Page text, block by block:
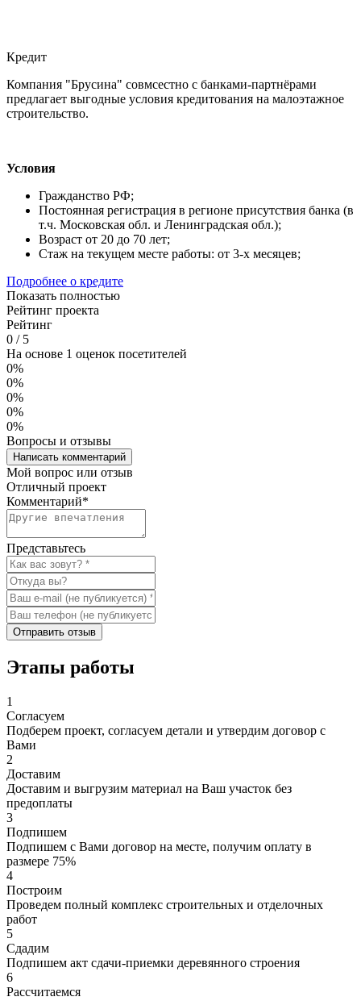
Кредит
Компания "Брусина" совмсестно с банками-партнёрами
предлагает выгодные условия кредитования на малоэтажное
строительство.
Условия
Гражданство РФ;
Постоянная регистрация в регионе присутствия банка (в
т.ч. Московская обл. и Ленинградская обл.);
Возраст от 20 до 70 лет;
Стаж на текущем месте работы: от 3-х месяцев;
Подробнее о кредите
Показать полностью
Рейтинг проекта
Рейтинг
0 /5
На основе 1 оценок посетителей
0%
0%
0%
0%
0%
Вопросы и отзывы
Написать комментарий
Мой вопрос или отзыв
Отличный проект
Комментарий*
Представьтесь
Отправить отзыв
Этапы работы
1
Согласуем
Подберем проект, согласуем детали и утвердим договор с
Вами
2
Доставим
Доставим и выгрузим материал на Ваш участок без
предоплаты
3
Подпишем
Подпишем с Вами договор на месте, получим оплату в
размере 75%
4
Построим
Проведем полный комплекс строительных и отделочных
работ
5
Сдадим
Подпишем акт сдачи-приемки деревянного строения
6
Рассчитаемся